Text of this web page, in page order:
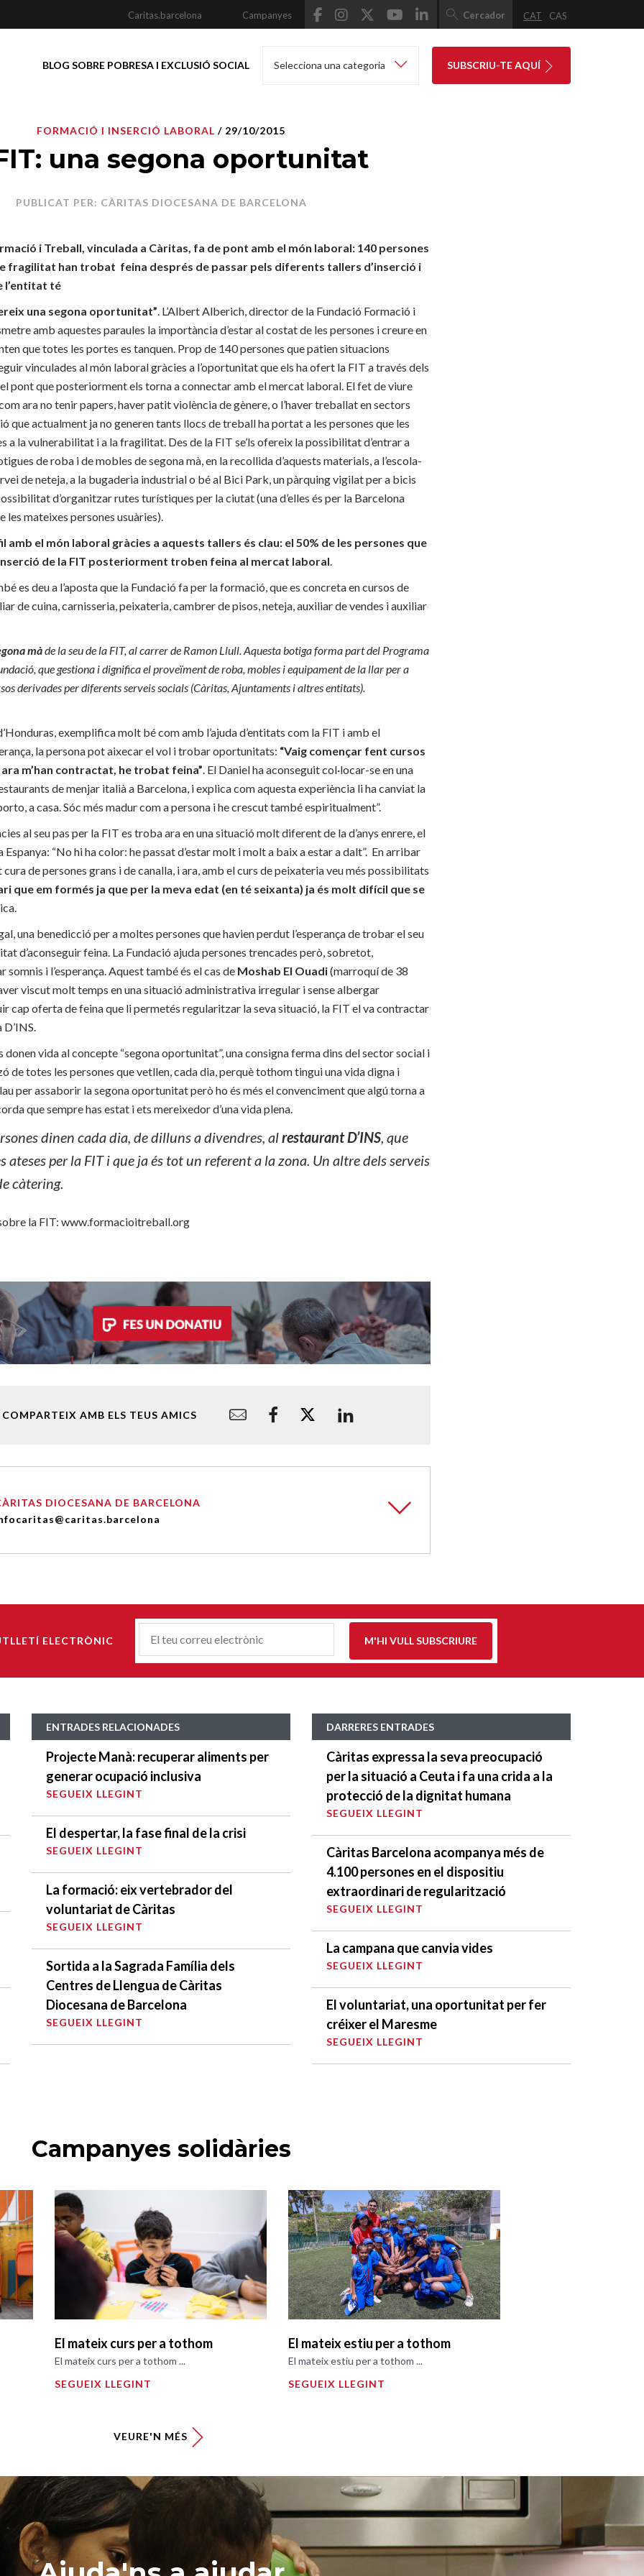
Caritas.barcelona Campanyes Cercador CAT CAS
BLOG SOBRE POBRESA I EXCLUSIÓ SOCIAL Selecciona una categoria SUBSCRIU-TE AQUÍ
FORMACIÓ I INSERCIÓ LABORAL / 29/10/2015
una segona oportunitat
PUBLICAT PER: CÀRITAS DIOCESANA DE BARCELONA
i Treball, vinculada a Càritas, fa de pont amb el món laboral: 140 persones
fragilitat han trobat feina després de passar pels diferents tallers d’inserció i
l’entitat té
una segona oportunitat”. L’Albert Alberich, director de la Fundació Formació i
amb aquestes paraules la importància d’estar al costat de les persones i creure en
que totes les portes es tanquen. Prop de 140 persones que patien situacions
vinculades al món laboral gràcies a l’oportunitat que els ha ofert la FIT a través dels
el pont que posteriorment els torna a connectar amb el mercat laboral. El fet de viure
ara no tenir papers, haver patit violència de gènere, o l’haver treballat en sectors
que actualment ja no generen tants llocs de treball ha portat a les persones que les
a la vulnerabilitat i a la fragilitat. Des de la FIT se’ls ofereix la possibilitat d’entrar a
de roba i de mobles de segona mà, en la recollida d’aquests materials, a l’escola-
de neteja, a la bugaderia industrial o bé al Bici Park, un pàrquing vigilat per a bicis
d’organitzar rutes turístiques per la ciutat (una d’elles és per la Barcelona
les mateixes persones usuàries).
amb el món laboral gràcies a aquests tallers és clau: el 50% de les persones que
de la FIT posteriorment troben feina al mercat laboral.
es deu a l’aposta que la Fundació fa per la formació, que es concreta en cursos de
de cuina, carnisseria, peixateria, cambrer de pisos, neteja, auxiliar de vendes i auxiliar
màde la seu de la FIT, al carrer de Ramon Llull. Aquesta botiga forma part del Programa
que gestiona i dignifica el proveïment de roba, mobles i equipament de la llar per a
derivades per diferents serveis socials (Càritas, Ajuntaments i altres entitats).
exemplifica molt bé com amb l’ajuda d’entitats com la FIT i amb el
la persona pot aixecar el vol i trobar oportunitats: “Vaig començar fent cursos
m’han contractat, he trobat feina”. El Daniel ha aconseguit col·locar-se en una
de menjar italià a Barcelona, i explica com aquesta experiència li ha canviat la
a casa. Sóc més madur com a persona i he crescut també espiritualment”.
al seu pas per la FIT es troba ara en una situació molt diferent de la d’anys enrere, el
“No hi ha color: he passat d’estar molt i molt a baix a estar a dalt”. En arribar
de persones grans i de canalla, i ara, amb el curs de peixateria veu més possibilitats
que em formés ja que per la meva edat (en té seixanta) ja és molt difícil que se
una benedicció per a moltes persones que havien perdut l’esperança de trobar el seu
d’aconseguir feina. La Fundació ajuda persones trencades però, sobretot,
i l’esperança. Aquest també és el cas de Moshab El Ouadi(marroquí de 38
viscut molt temps en una situació administrativa irregular i sense albergar
cap oferta de feina que li permetés regularitzar la seva situació, la FIT el va contractar
vida al concepte “segona oportunitat”, una consigna ferma dins del sector social i
de totes les persones que vetllen, cada dia, perquè tothom tingui una vida digna i
per assaborir la segona oportunitat però ho és més el convenciment que algú torna a
que sempre has estat i ets mereixedor d’una vida plena.
dinen cada dia, de dilluns a divendres, alrestaurant D’INS, que
ateses per la FIT i que ja és tot un referent a la zona. Un altre dels serveis
càtering.
la FIT: www.formacioitreball.org
COMPARTEIX AMB ELS TEUS AMICS
DIOCESANA DE BARCELONA
ELECTRÒNIC
Correu-
M'HI VULL SUBSCRIURE
ENTRADES RELACIONADES
Projecte Manà: recuperar aliments per
generar ocupació inclusiva
SEGUEIX LLEGINT
El despertar, la fase final de la crisi
SEGUEIX LLEGINT
La formació: eix vertebrador del
voluntariat de Càritas
SEGUEIX LLEGINT
Sortida a la Sagrada Família dels
Centres de Llengua de Càritas
Diocesana de Barcelona
SEGUEIX LLEGINT
DARRERES ENTRADES
Càritas expressa la seva preocupació
per la situació a Ceuta i fa una crida a la
protecció de la dignitat humana
SEGUEIX LLEGINT
Càritas Barcelona acompanya més de
4.100 persones en el dispositiu
extraordinari de regularització
SEGUEIX LLEGINT
La campana que canvia vides
SEGUEIX LLEGINT
El voluntariat, una oportunitat per fer
créixer el Maresme
SEGUEIX LLEGINT
Campanyes solidàries
El mateix curs per a tothom
El mateix curs per a tothom ...
SEGUEIX LLEGINT
El mateix estiu per a tothom
El mateix estiu per a tothom ...
SEGUEIX LLEGINT
VEURE'N MÉS